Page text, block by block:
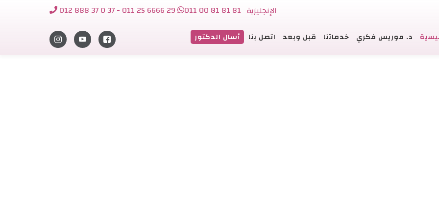
الإنجليزية 012 888 37 0 37 - 011 25 6666 29 011 00 81 81 81
د. موريس فكري خدماتنا قبل وبعد اتصل بنا أسال الدكتور